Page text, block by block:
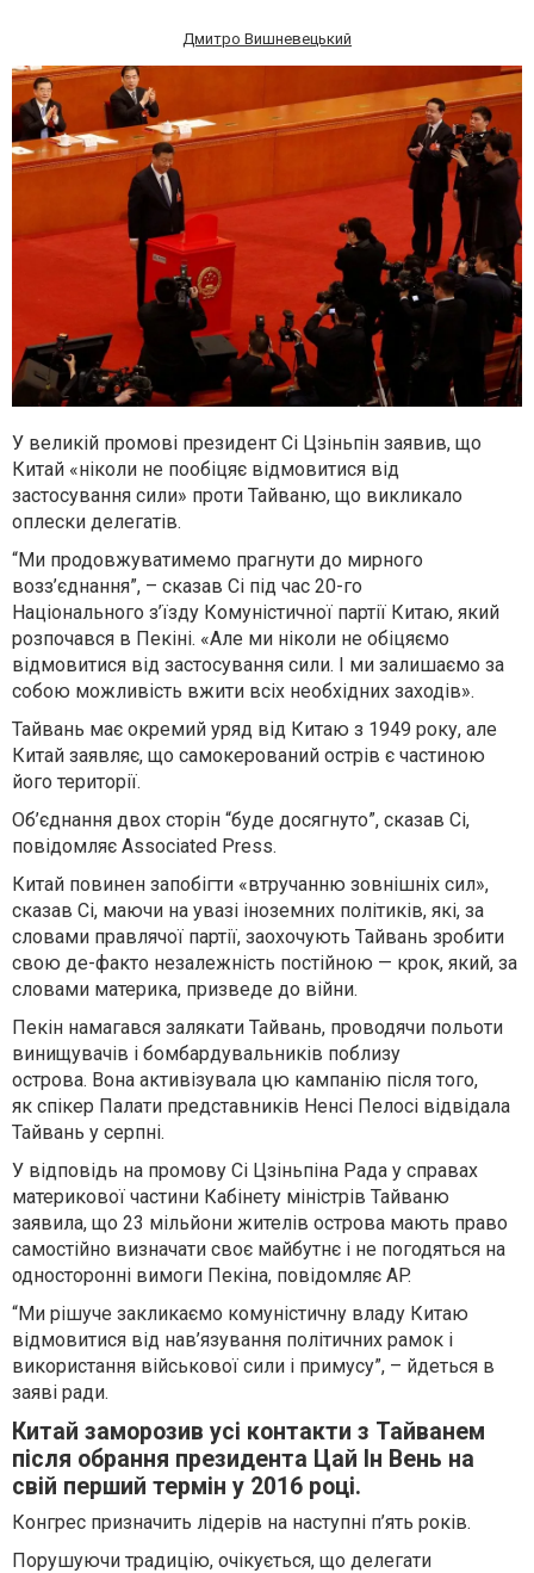
Дмитро Вишневецький
У великій промові президент Сі Цзіньпін заявив, що
Китай «ніколи не пообіцяє відмовитися від
застосування сили» проти Тайваню, що викликало
оплески делегатів.
“Ми продовжуватимемо прагнути до мирного
возз’єднання”, – сказав Сі під час 20-го
Національного з’їзду Комуністичної партії Китаю, який
розпочався в Пекіні. «Але ми ніколи не обіцяємо
відмовитися від застосування сили. І ми залишаємо за
собою можливість вжити всіх необхідних заходів».
Тайвань має окремий уряд від Китаю з 1949 року, але
Китай заявляє, що самокерований острів є частиною
його території.
Об’єднання двох сторін “буде досягнуто”, сказав Сі,
повідомляє Associated Press.
Китай повинен запобігти «втручанню зовнішніх сил»,
сказав Сі, маючи на увазі іноземних політиків, які, за
словами правлячої партії, заохочують Тайвань зробити
свою де-факто незалежність постійною — крок, який, за
словами материка, призведе до війни.
Пекін намагався залякати Тайвань, проводячи польоти
винищувачів і бомбардувальників поблизу
острова. Вона активізувала цю кампанію після того,
як спікер Палати представників Ненсі Пелосі відвідала
Тайвань у серпні.
У відповідь на промову Сі Цзіньпіна Рада у справах
материкової частини Кабінету міністрів Тайваню
заявила, що 23 мільйони жителів острова мають право
самостійно визначати своє майбутнє і не погодяться на
односторонні вимоги Пекіна, повідомляє AP.
“Ми рішуче закликаємо комуністичну владу Китаю
відмовитися від нав’язування політичних рамок і
використання військової сили і примусу”, – йдеться в
заяві ради.
Китай заморозив усі контакти з Тайванем
після обрання президента Цай Ін Вень на
свій перший термін у 2016 році.
Конгрес призначить лідерів на наступні п’ять років.
Порушуючи традицію, очікується, що делегати